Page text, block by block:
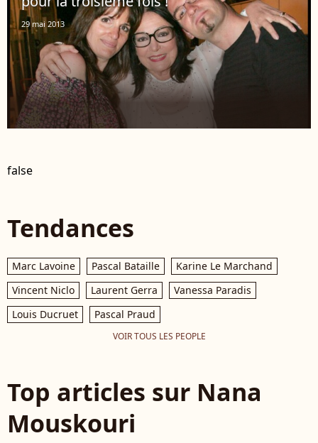
29 mai 2013
false
Tendances
Marc Lavoine Pascal Bataille
Karine Le Marchand
Vincent Niclo
Laurent Gerra
Vanessa Paradis
Louis Ducruet
Pascal Praud
VOIR TOUS LES PEOPLE
Top articles sur Nana
Mouskouri